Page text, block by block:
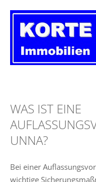
Inhalt
springen
WAS IST EINE
UNNA?
Bei einer
wichtige